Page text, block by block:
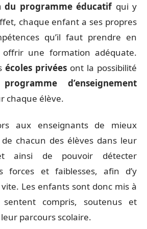
du programme éducatifqui y
chaque enfant a ses propres
qu’il faut prendre en
une formation adéquate.
écoles privées ont la possibilité
programme d’enseignement
chaque élève.
aux enseignants de mieux
de chacun des élèves dans leur
ainsi de pouvoir détecter
forces et faiblesses, afin d’y
Les enfants sont donc mis à
compris, soutenus et
parcours scolaire.